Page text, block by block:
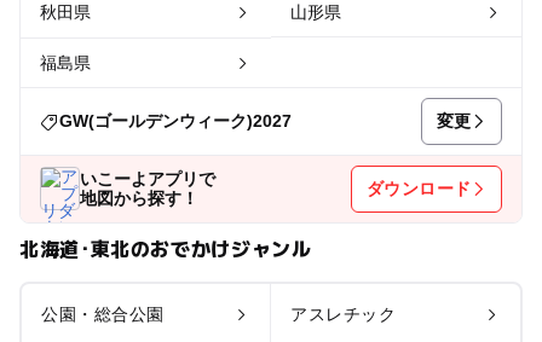
秋田県 山形県
福島県
GW(ゴールデンウィーク)2027 変更
いこーよアプリで
地図から探す！
ダウンロード
北海道･東北のおでかけジャンル
公園・総合公園 アスレチック